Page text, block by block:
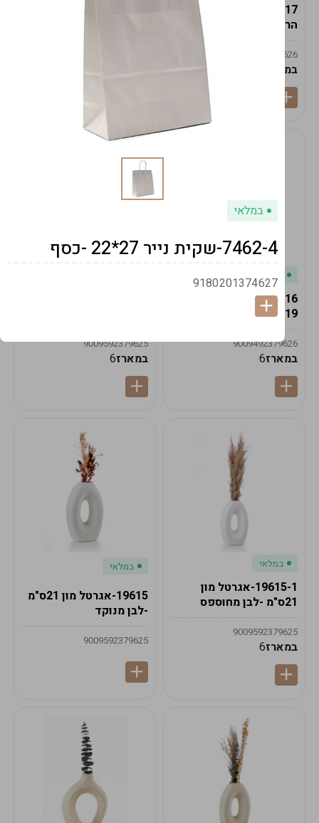
19617-2/17-אגרטל
הרמס 19ס"מ -לבן נקי
9009492379626
במארז
19617/6-אגרטל הרמס
19616-אגרטל הרמס
19ס"מ -קרם
9009492379626
במארז6
9009592379625
במארז6
במלאי
19615-1-אגרטל מון
21ס"מ -לבן מחוספס
9009592379625
במארז6
במלאי
19615-אגרטל מון 21ס"מ
-לבן מנוקד
9009592379625
במלאי
7462-4-שקית נייר 27*22 -כסף
9180201374627